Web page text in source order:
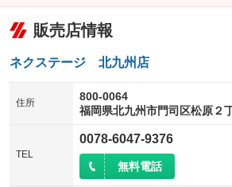
販売店情報
ネクステージ 北九州店
住所
800-0064
福岡県北九州市門司区松原２
TEL
0078-6047-9376
無料電話